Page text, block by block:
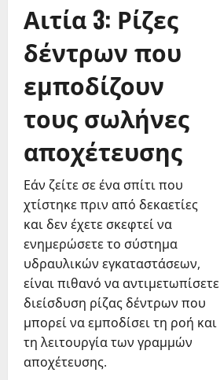
Αιτία 3: Ρίζες
δέντρων που
εμποδίζουν
τους σωλήνες
αποχέτευσης
Εάν ζείτε σε ένα σπίτι που
χτίστηκε πριν από δεκαετίες
και δεν έχετε σκεφτεί να
ενημερώσετε το σύστημα
υδραυλικών εγκαταστάσεων,
είναι πιθανό να αντιμετωπίσετε
διείσδυση ρίζας δέντρων που
μπορεί να εμποδίσει τη ροή και
τη λειτουργία των γραμμών
αποχέτευσης.